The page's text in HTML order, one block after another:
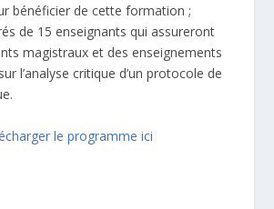
bénéficier de cette formation ;
de 15 enseignants qui assureront
magistraux et des enseignements
l’analyse critique d’un protocole de
le programme ici